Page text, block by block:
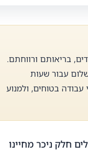
בריאותם ורווחתם.
עבור שעות
בטוחים, ולמנוע
חלק ניכר מחיינו